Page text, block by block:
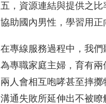
五，資源連結與提供之
協助國內男性，學習用正
在專線服務過程中，我
為專職家庭主婦，育有
兩人會相互咆哮甚至摔
溝通失敗所延伸出不被